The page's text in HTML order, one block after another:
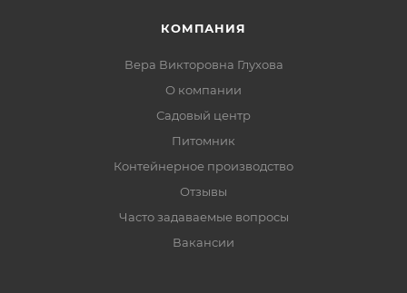
КОМПАНИЯ
Вера Викторовна Глухова
О компании
Садовый центр
Питомник
Контейнерное производство
Отзывы
Часто задаваемые вопросы
Вакансии